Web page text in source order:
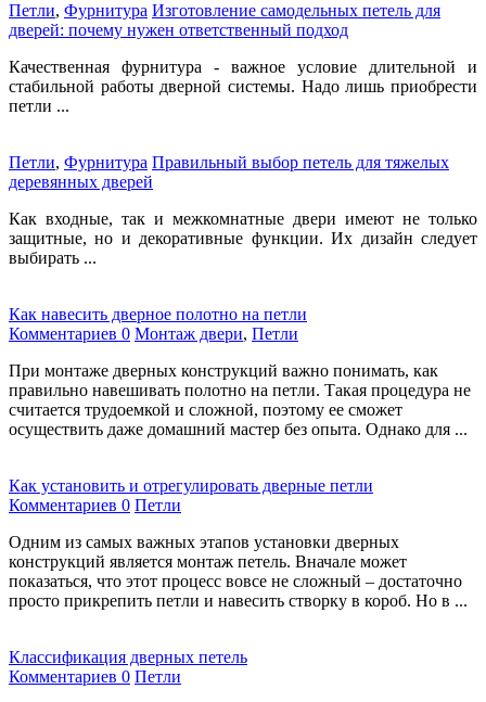
Петли, Фурнитура Изготовление самодельных петель для
дверей: почему нужен ответственный подход
Качественная фурнитура - важное условие длительной и
стабильной работы дверной системы. Надо лишь приобрести
петли ...
Петли, Фурнитура Правильный выбор петель для тяжелых
деревянных дверей
Как входные, так и межкомнатные двери имеют не только
защитные, но и декоративные функции. Их дизайн следует
выбирать ...
Как навесить дверное полотно на петли
Комментариев 0 Монтаж двери, Петли
При монтаже дверных конструкций важно понимать, как
правильно навешивать полотно на петли. Такая процедура не
считается трудоемкой и сложной, поэтому ее сможет
осуществить даже домашний мастер без опыта. Однако для ...
Как установить и отрегулировать дверные петли
Комментариев 0 Петли
Одним из самых важных этапов установки дверных
конструкций является монтаж петель. Вначале может
показаться, что этот процесс вовсе не сложный – достаточно
просто прикрепить петли и навесить створку в короб. Но в ...
Классификация дверных петель
Комментариев 0 Петли